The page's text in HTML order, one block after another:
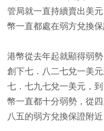
管局就一直持續賣出美
幣一直都處在弱方兌換保
港幣從去年起就顯得弱
創下七．八二七兌一美
七．七九七兌一美元，
幣一直都十分弱勢，從
八五的弱方兌換保證附近